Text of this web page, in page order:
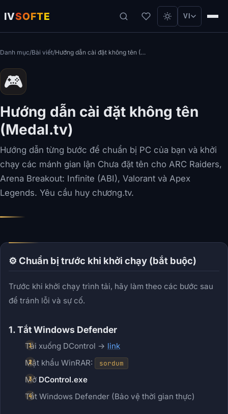
IVSOFTE VI
Danh mục/Bài viết/ Hướng dẫn cài đặt không tên (Medal.tv)
🎮
Hướng dẫn cài đặt không tên
(Medal.tv)
Hướng dẫn từng bước để chuẩn bị PC của bạn và khởi
chạy các mánh gian lận Chưa đặt tên cho ARC Raiders,
Arena Breakout: Infinite (ABI), Valorant và Apex
Legends. Yêu cầu huy chương.tv.
⚙️ Chuẩn bị trước khi khởi chạy (bắt buộc)
Trước khi khởi chạy trình tải, hãy làm theo các bước sau
để tránh lỗi và sự cố.
1. Tắt Windows Defender
Tải xuống DControl → link
Mật khẩu WinRAR:
sordum
Mở DControl.exe
Tắt Windows Defender (Bảo vệ thời gian thực)